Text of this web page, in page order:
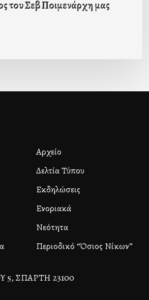
του Σεβ Ποιμενάρχη μας
Αρχείο
Δελτία Τύπου
Εκδηλώσεις
Ενοριακά
Νεότητα
Περιοδικό “Όσιος Νίκων”
5, ΣΠΑΡΤΗ 23100